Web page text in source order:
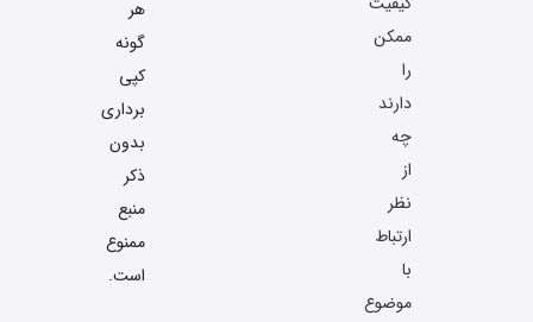
ممکن
را
دارند
چه
از
نظر
ارتباط
با
موضوع
هر
گونه
کپی
برداری
بدون
ذکر
منبع
ممنوع
است.